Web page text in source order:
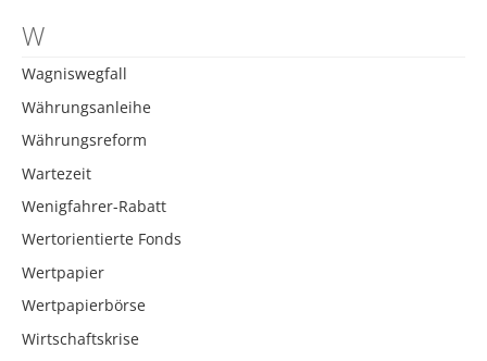
W
Wagniswegfall
Währungsanleihe
Währungsreform
Wartezeit
Wenigfahrer-Rabatt
Wertorientierte Fonds
Wertpapier
Wertpapierbörse
Wirtschaftskrise